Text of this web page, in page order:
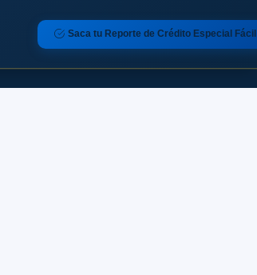
Saca tu Reporte de Crédito Especial Fácil